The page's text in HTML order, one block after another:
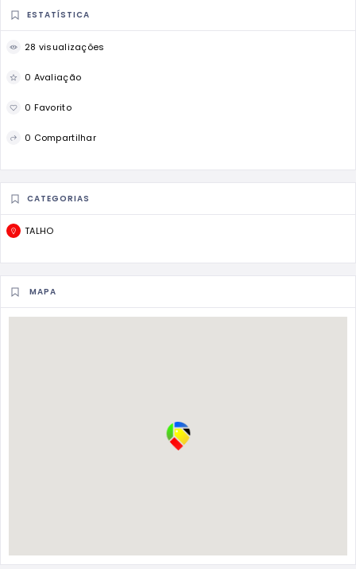
ESTATÍSTICA
28 visualizações
0 Avaliação
0 Favorito
0 Compartilhar
CATEGORIAS
TALHO
MAPA